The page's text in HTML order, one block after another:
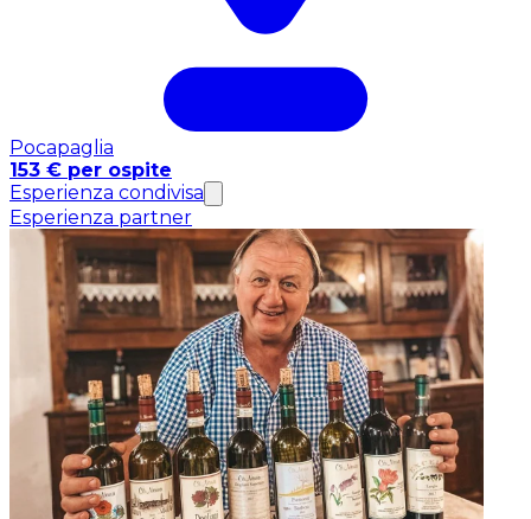
Pocapaglia
153 € per ospite
Esperienza condivisa
Esperienza partner